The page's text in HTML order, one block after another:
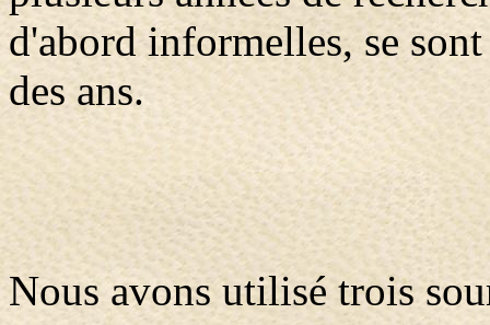
d'abord informelles, se
des ans.
Nous avons utilisé trois